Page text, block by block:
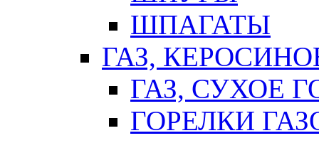
ШПАГАТЫ
ГАЗ,
ГАЗ, СУХОЕ
ГОРЕЛКИ